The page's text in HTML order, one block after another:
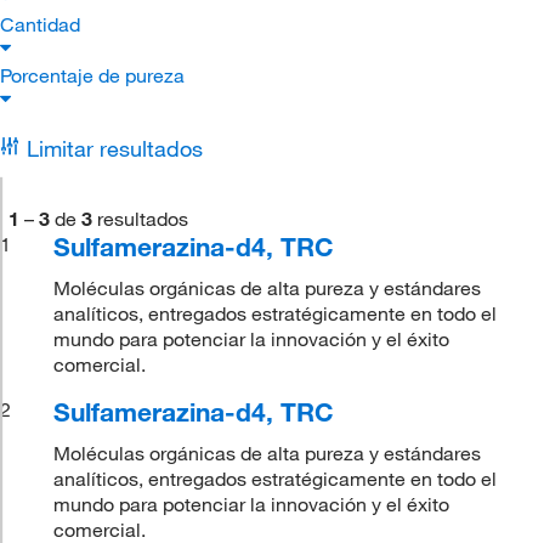
Cantidad
Porcentaje de pureza
Limitar resultados
1 – 3 de 3 resultados
1
Sulfamerazina-d4, TRC
Moléculas orgánicas de alta pureza y estándares
analíticos, entregados estratégicamente en todo el
mundo para potenciar la innovación y el éxito
comercial.
2
Sulfamerazina-d4, TRC
Moléculas orgánicas de alta pureza y estándares
analíticos, entregados estratégicamente en todo el
mundo para potenciar la innovación y el éxito
comercial.